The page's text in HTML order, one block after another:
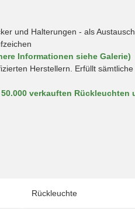
Rückleuchte
und Halterungen - als
Informationen siehe Galerie)
Herstellern. Erfüllt
verkauften